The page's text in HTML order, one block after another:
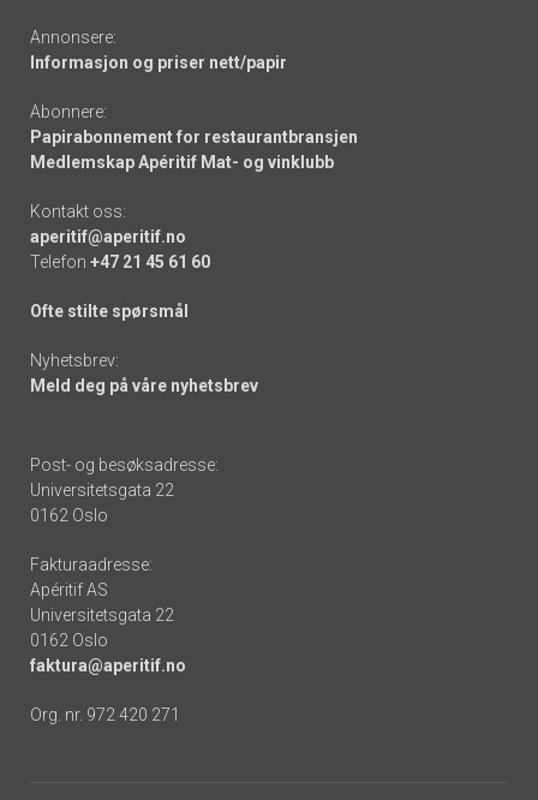
Annonsere:
Informasjon og priser nett/papir
Abonnere:
Papirabonnement for restaurantbransjen
Medlemskap Apéritif Mat- og vinklubb
Kontakt oss:
aperitif@aperitif.no
Telefon +47 21 45 61 60
Ofte stilte spørsmål
Nyhetsbrev:
Meld deg på våre nyhetsbrev
Post- og besøksadresse:
Universitetsgata 22
0162 Oslo
Fakturaadresse:
Apéritif AS
Universitetsgata 22
0162 Oslo
faktura@aperitif.no
Org. nr. 972 420 271